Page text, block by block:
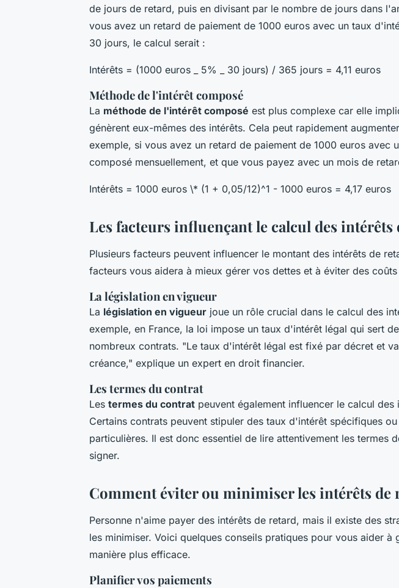
de jours de retard, puis en divisant par le nombre de jours dans
vous avez un retard de paiement de 1000 euros avec un taux
30 jours, le calcul serait :
Intérêts = (1000 euros _ 5% _ 30 jours) / 365 jours = 4,11 euros
Méthode de l'intérêt composé
La méthode de l'intérêt composé est plus complexe car elle
génèrent eux-mêmes des intérêts. Cela peut rapidement
exemple, si vous avez un retard de paiement de 1000 euros avec
composé mensuellement, et que vous payez avec un mois de
Intérêts = 1000 euros \* (1 + 0,05/12)^1 - 1000 euros = 4,17 euros
Les facteurs influençant le calcul des intérêts
Plusieurs facteurs peuvent influencer le montant des intérêts de
facteurs vous aidera à mieux gérer vos dettes et à éviter des
La législation en vigueur
La législation en vigueur joue un rôle crucial dans le calcul des
exemple, en France, la loi impose un taux d'intérêt légal qui sert
nombreux contrats. "Le taux d'intérêt légal est fixé par décret et
créance," explique un expert en droit financier.
Les termes du contrat
Les termes du contrat peuvent également influencer le calcul des
Certains contrats peuvent stipuler des taux d'intérêt spécifiques
particulières. Il est donc essentiel de lire attentivement les termes
signer.
Comment éviter ou minimiser les intérêts de
Personne n'aime payer des intérêts de retard, mais il existe des
les minimiser. Voici quelques conseils pratiques pour vous aider à
manière plus efficace.
Planifier vos paiements